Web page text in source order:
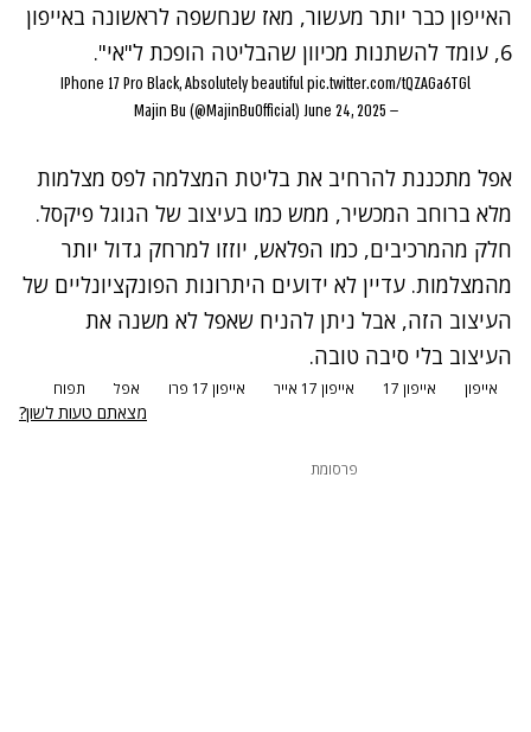
האייפון כבר יותר מעשור, מאז שנחשפה לראשונה באייפון
6, עומד להשתנות מכיוון שהבליטה הופכת ל"אי".
IPhone 17 Pro Black, Absolutely beautifulpic.twitter.com/tQZAGa6TGl
— Majin Bu (@MajinBuOfficial)
June 24, 2025
אפל מתכננת להרחיב את בליטת המצלמה לפס מצלמות
מלא ברוחב המכשיר, ממש כמו בעיצוב של הגוגל פיקסל.
חלק מהמרכיבים, כמו הפלאש, יוזזו למרחק גדול יותר
מהמצלמות. עדיין לא ידועים היתרונות הפונקציונליים של
העיצוב הזה, אבל ניתן להניח שאפל לא משנה את
העיצוב בלי סיבה טובה.
אייפון אייפון 17 אייפון 17 אייר אייפון 17 פרו אפל תפוח
מצאתם טעות לשון?
פרסומת